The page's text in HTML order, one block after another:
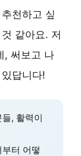
천하고 싶
같아요. 저
, 써보고 나
답니다!
, 활력이
터 어떻